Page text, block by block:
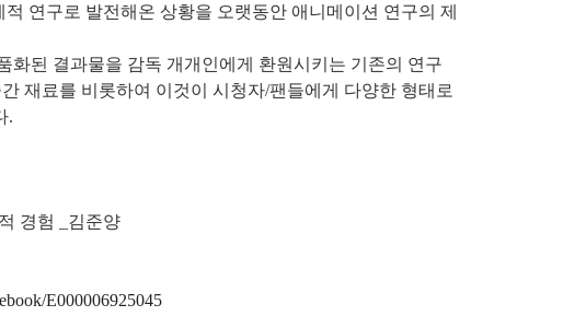
연구로 발전해온 상황을 오랫동안 애니메이션 연구의 제
화된 결과물을 감독 개개인에게 환원시키는 기존의 연구
재료를 비롯하여 이것이 시청자/팬들에게 다양한 형태로
.
경험 _김준양
E000006925045